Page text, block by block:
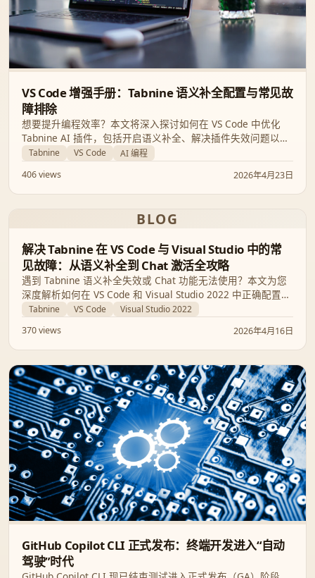
VS Code 增强手册：Tabnine 语义补全配置与常见故
障排除
想要提升编程效率？本文将深入探讨如何在 VS Code 中优化
Tabnine AI 插件，包括开启语义补全、解决插件失效问题以及
自定义内联建议设置，助你打造最顺手的 AI 编程环境。
Tabnine VS Code
AI 编程
406 views
2026年4月23日
BLOG
解决 Tabnine 在 VS Code 与 Visual Studio 中的常
见故障：从语义补全到 Chat 激活全攻略
遇到 Tabnine 语义补全失效或 Chat 功能无法使用？本文为您
深度解析如何在 VS Code 和 Visual Studio 2022 中正确配置
Tabnine，解决自动补全停止工作及功能禁用的常见难题。
Tabnine VS Code
Visual Studio 2022
370 views
2026年4月16日
GitHub Copilot CLI 正式发布：终端开发进入“自动
驾驶”时代